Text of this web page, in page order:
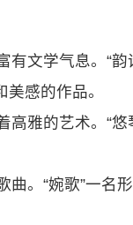
有文学气息。“
感的作品。
高雅的艺术。“
曲。“婉歌”一名